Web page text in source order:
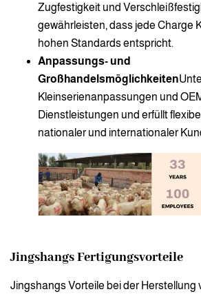
Zugfestigkeit und
gewährleisten, dass jede Charge
hohen Standards entspricht.
Anpassungs- und
Großhandelsmöglichkeiten
Kleinserienanpassungen und
Dienstleistungen und erfüllt
nationaler und internationaler
Jingshangs Fertigungsvorteile
Jingshangs Vorteile bei der Herstellung